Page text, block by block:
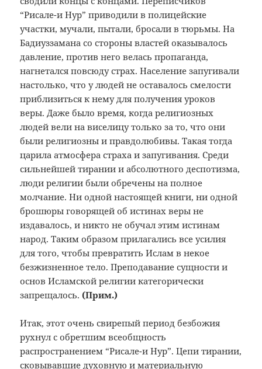
“Рисале-и Нур” приводили в полицейские
участки, мучали, пытали, бросали в тюрьмы. На
Бадиуззамана со стороны властей оказывалось
давление, против него велась пропаганда,
нагнетался повсюду страх. Население запугивали
настолько, что у людей не оставалось смелости
приблизиться к нему для получения уроков
веры. Даже было время, когда религиозных
людей вели на виселицу только за то, что они
были религиозны и правдолюбивы. Такая тогда
царила атмосфера страха и запугивания. Среди
сильнейшей тирании и абсолютного деспотизма,
люди религии были обречены на полное
молчание. Ни одной настоящей книги, ни одной
брошюры говорящей об истинах веры не
издавалось, и никто не обучал этим истинам
народ. Таким образом прилагались все усилия
для того, чтобы превратить Ислам в некое
безжизненное тело. Преподавание сущности и
основ Исламской религии категорически
запрещалось. (Прим.)
Итак, этот очень свирепый период безбожия
рухнул с обретшим всеобщность
распространением “Рисале-и Нур”. Цепи тирании,
сковывавшие духовную и материальную